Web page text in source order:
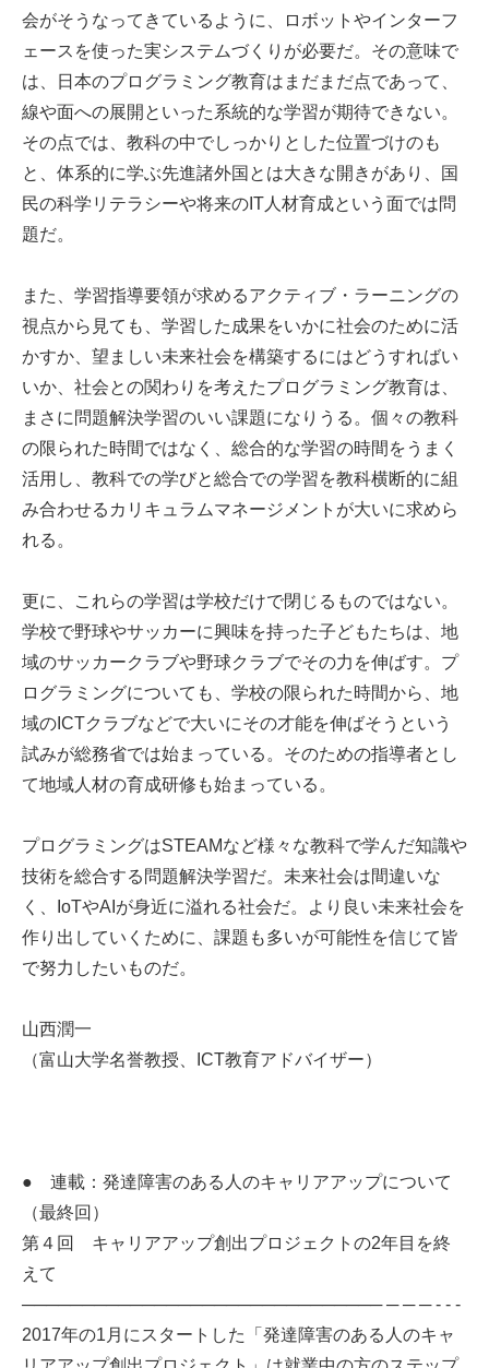
会がそうなってきているように、ロボットやインターフ
ェースを使った実システムづくりが必要だ。その意味で
は、日本のプログラミング教育はまだまだ点であって、
線や面への展開といった系統的な学習が期待できない。
その点では、教科の中でしっかりとした位置づけのも
と、体系的に学ぶ先進諸外国とは大きな開きがあり、国
民の科学リテラシーや将来のIT人材育成という面では問
題だ。
また、学習指導要領が求めるアクティブ・ラーニングの
視点から見ても、学習した成果をいかに社会のために活
かすか、望ましい未来社会を構築するにはどうすればい
いか、社会との関わりを考えたプログラミング教育は、
まさに問題解決学習のいい課題になりうる。個々の教科
の限られた時間ではなく、総合的な学習の時間をうまく
活用し、教科での学びと総合での学習を教科横断的に組
み合わせるカリキュラムマネージメントが大いに求めら
れる。
更に、これらの学習は学校だけで閉じるものではない。
学校で野球やサッカーに興味を持った子どもたちは、地
域のサッカークラブや野球クラブでその力を伸ばす。プ
ログラミングについても、学校の限られた時間から、地
域のICTクラブなどで大いにその才能を伸ばそうという
試みが総務省では始まっている。そのための指導者とし
て地域人材の育成研修も始まっている。
プログラミングはSTEAMなど様々な教科で学んだ知識や
技術を総合する問題解決学習だ。未来社会は間違いな
く、IoTやAIが身近に溢れる社会だ。より良い未来社会を
作り出していくために、課題も多いが可能性を信じて皆
で努力したいものだ。
山西潤一
（富山大学名誉教授、ICT教育アドバイザー）
● 連載：発達障害のある人のキャリアアップについて
（最終回）
第４回 キャリアアップ創出プロジェクトの2年目を終
えて
────────────────────────────── ─ ─ ─ - - -
2017年の1月にスタートした「発達障害のある人のキャ